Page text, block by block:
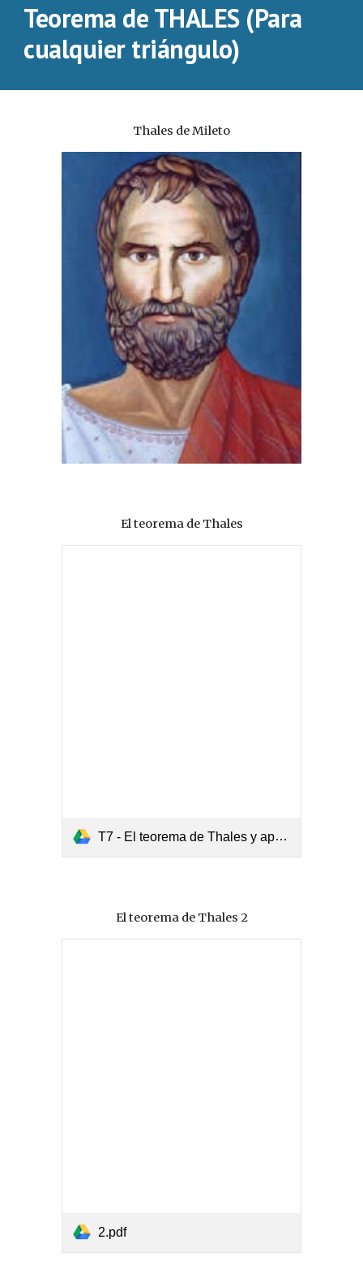
Teorema de THALES (Para
cualquier triángulo)
Thales de Mileto
El teorema de Thales
T7 - El teorema de Thales y aplicaciones.pdf
El teorema de Thales 2
2.pdf